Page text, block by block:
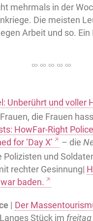
mehrmals in der
Die meisten
Arbeit und so. Ein
Unberührt und voller
die Frauen
HowFar-Right
for ‘Day X’
– die
Polizisten und
rechter Gesinnung|
baden.
| Der
Stück im freitag